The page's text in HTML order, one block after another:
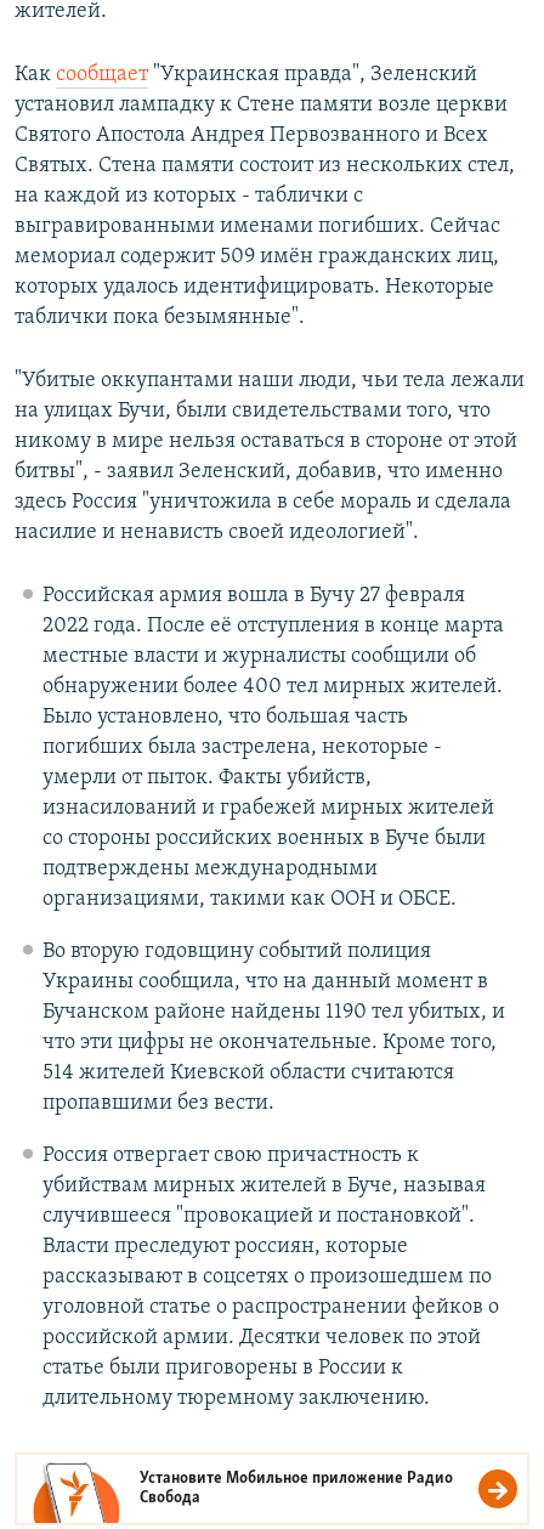
жителей.
Как сообщает"Украинская правда", Зеленский
установил лампадку к Стене памяти возле церкви
Святого Апостола Андрея Первозванного и Всех
Святых. Стена памяти состоит из нескольких стел,
на каждой из которых - таблички с
выгравированными именами погибших. Сейчас
мемориал содержит 509 имён гражданских лиц,
которых удалось идентифицировать. Некоторые
таблички пока безымянные".
"Убитые оккупантами наши люди, чьи тела лежали
на улицах Бучи, были свидетельствами того, что
никому в мире нельзя оставаться в стороне от этой
битвы", - заявил Зеленский, добавив, что именно
здесь Россия "уничтожила в себе мораль и сделала
насилие и ненависть своей идеологией".
Российская армия вошла в Бучу 27 февраля
2022 года. После её отступления в конце марта
местные власти и журналисты сообщили об
обнаружении более 400 тел мирных жителей.
Было установлено, что большая часть
погибших была застрелена, некоторые -
умерли от пыток. Факты убийств,
изнасилований и грабежей мирных жителей
со стороны российских военных в Буче были
подтверждены международными
организациями, такими как ООН и ОБСЕ.
Во вторую годовщину событий полиция
Украины сообщила, что на данный момент в
Бучанском районе найдены 1190 тел убитых, и
что эти цифры не окончательные. Кроме того,
514 жителей Киевской области считаются
пропавшими без вести.
Россия отвергает свою причастность к
убийствам мирных жителей в Буче, называя
случившееся "провокацией и постановкой".
Власти преследуют россиян, которые
рассказывают в соцсетях о произошедшем по
уголовной статье о распространении фейков о
российской армии. Десятки человек по этой
статье были приговорены в России к
длительному тюремному заключению.
Установите Мобильное приложение Радио
Свобода